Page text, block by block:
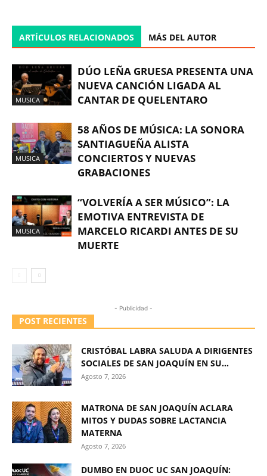
ARTÍCULOS RELACIONADOS MÁS DEL AUTOR
MUSICA
DÚO LEÑA GRUESA PRESENTA UNA
NUEVA CANCIÓN LIGADA AL
CANTAR DE QUELENTARO
MUSICA
58 AÑOS DE MÚSICA: LA SONORA
SANTIAGUEÑA ALISTA
CONCIERTOS Y NUEVAS
GRABACIONES
MUSICA
“VOLVERÍA A SER MÚSICO”: LA
EMOTIVA ENTREVISTA DE
MARCELO RICARDI ANTES DE SU
MUERTE
- Publicidad -
POST RECIENTES
CRISTÓBAL LABRA SALUDA A DIRIGENTES
SOCIALES DE SAN JOAQUÍN EN SU...
Agosto 7, 2026
MATRONA DE SAN JOAQUÍN ACLARA
MITOS Y DUDAS SOBRE LACTANCIA
MATERNA
Agosto 7, 2026
DUMBO EN DUOC UC SAN JOAQUÍN: